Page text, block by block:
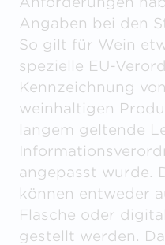
Angaben bei den
So gilt für Wein
spezielle EU-
Kennzeichnung
weinhaltigen
langem geltende
angepasst wurde.
können entweder
Flasche oder
gestellt werden.